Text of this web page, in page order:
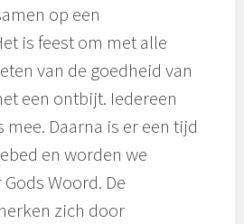
op een
is feest om met alle
van de goedheid van
een ontbijt. Iedereen
Daarna is er een tijd
en worden we
Woord. De
zich door